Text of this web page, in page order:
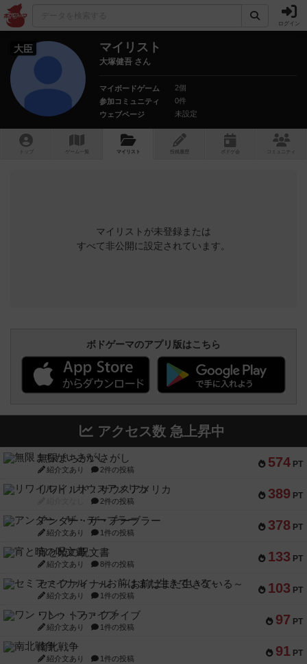
ログイン
大臣 マイリスト
大塚健吾 さん
マイボードゲーム
2個
参加コミュニティ
0件
ウェブページ
未設定
トップ ゲーム一覧 マイリスト 投稿履歴 ボ ドゲ コミュニティ
マイリストが未登録または
すべて非公開に設定されています。
ボドゲーマのアプリ版はこちら
アクセス数 急上昇中
574 PT
無限まちがいさがし
紹介文あり 2件の投稿
389 PT
リワイルド：サウスアメリカ
2件の投稿
378 PT
アンダー・ザ・テーブラー
紹介文あり 1件の投稿
133 PT
宵と暁の呪文書
紹介文あり 8件の投稿
103 PT
セミファイナル ～お前はまだ生きている～
紹介文あり 1件の投稿
97 PT
ワン・トゥ・ファイブ
紹介文あり 1件の投稿
91 PT
南北戦争
紹介文あり 1件の投稿